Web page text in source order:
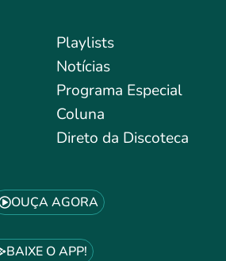
Playlists
Notícias
Programa Especial
Coluna
Direto da Discoteca
OUÇA AGORA
BAIXE O APP!